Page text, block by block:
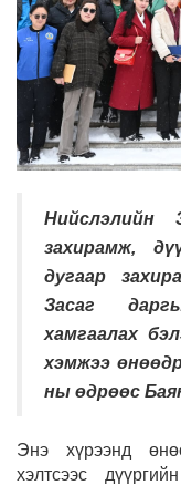
Нийслэлийн
захирамж,
дугаар
Засаг
хамгаалах
хэмжээ
ны өдрөөс
Энэ хүрээнд
хэлтсээс